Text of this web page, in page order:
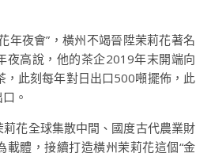
年夜會”，橫州不竭晉陞茉莉花著名
夜高說，他的茶企2019年末開端向
，此刻每年對日出口500噸擺佈，此
。
花全球集散中間、國度古代農業財
載體，接續打造橫州茉莉花這個“金